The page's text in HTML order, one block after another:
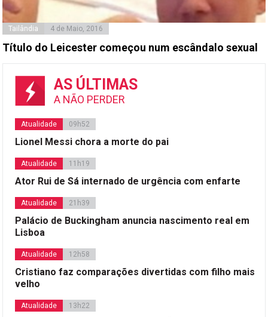
Tailândia 4 de Maio, 2016
Título do Leicester começou num escândalo sexual
AS ÚLTIMAS
A NÃO PERDER
Atualidade 09h52
Lionel Messi chora a morte do pai
Atualidade 11h19
Ator Rui de Sá internado de urgência com enfarte
Atualidade 21h39
Palácio de Buckingham anuncia nascimento real em
Lisboa
Atualidade 12h58
Cristiano faz comparações divertidas com filho mais
velho
Atualidade 13h22